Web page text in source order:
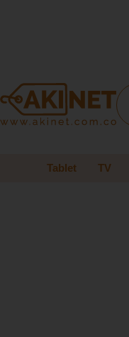
Tablet TV